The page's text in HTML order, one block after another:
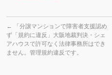
←
「分譲マンションで障害者支援認め
ず「規約に違反」大阪地裁判決・シェ
アハウスで許可なく法律事務所はでき
ません。管理規約違反です。